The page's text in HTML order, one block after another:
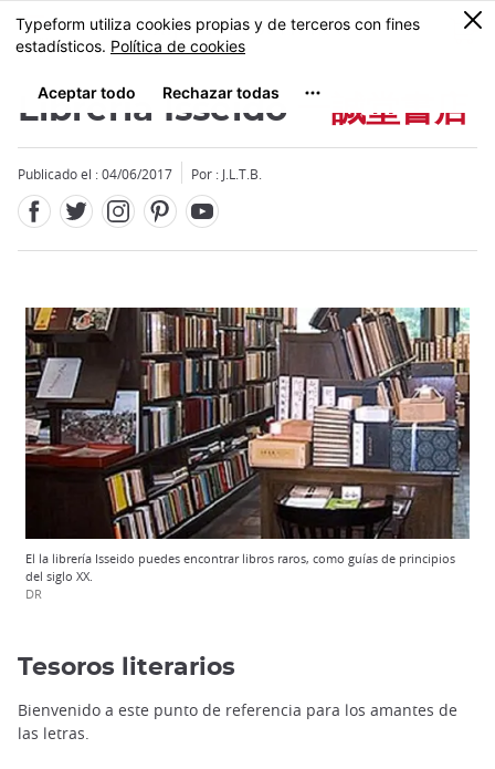
Tamaño
MENU
0
Librería Isseido 一誠堂書店
Publicado el : 04/06/2017 Por : J.L.T.B.
El la librería Isseido puedes encontrar libros raros, como guías de principios
del siglo XX.
DR
Tesoros literarios
Bienvenido a este punto de referencia para los amantes de
las letras.